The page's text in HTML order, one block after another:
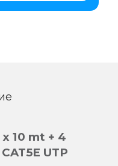
10 mt + 4
UTP